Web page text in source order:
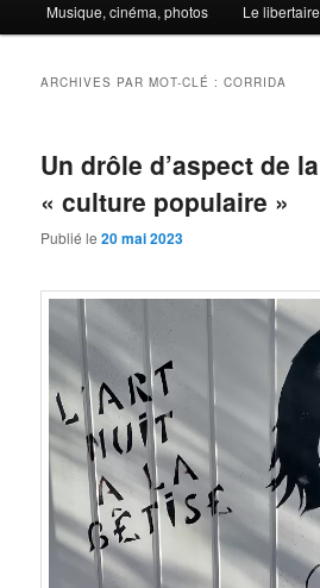
Musique, cinéma, photos Le libertaire
ARCHIVES PAR MOT-CLÉ :CORRIDA
Un drôle d’aspect de la
« culture populaire »
Publié le20 mai 2023